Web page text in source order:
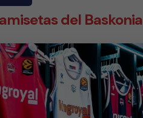
del Baskonia